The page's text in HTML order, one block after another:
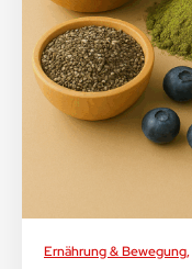
Ernährung & Bewegung,